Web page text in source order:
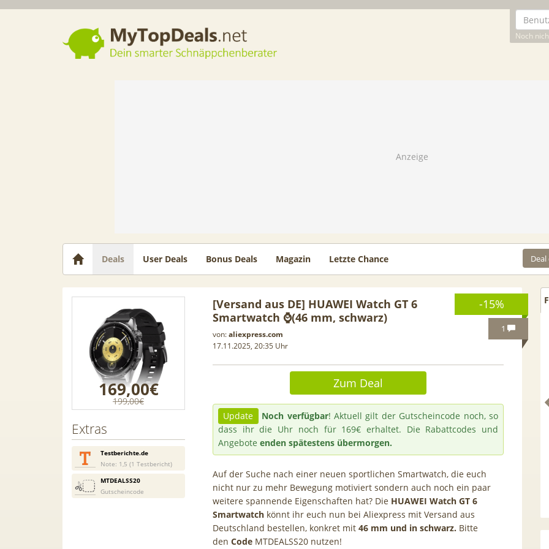
Noch
Dein smarter Schnäppchenberater
Deals User Deals Bonus Deals Magazin Letzte Chance
-15%
1
169,00€
199,00€
Extras
Testberichte.de
Note: 1,5 (1 Testbericht)
MTDEALSS20
Gutscheincode
[Versand aus DE] HUAWEI Watch GT 6
Smartwatch ⌚(46 mm, schwarz)
von:aliexpress.com
17.11.2025, 20:35 Uhr
Zum Deal
Update Noch verfügbar! Aktuell gilt der Gutscheincode noch, so
dass ihr die Uhr noch für 169€ erhaltet. Die Rabattcodes und
Angebote enden spätestens übermorgen.
Auf der Suche nach einer neuen sportlichen Smartwatch, die euch
nicht nur zu mehr Bewegung motiviert sondern auch noch ein paar
weitere spannende Eigenschaften hat? Die HUAWEI Watch GT 6
Smartwatch könnt ihr euch nun bei Aliexpress mit Versand aus
Deutschland bestellen, konkret mit 46 mm und in schwarz. Bitte
den Code MTDEALSS20 nutzen!
📱 Apple iPhone 17 (256GB) für
199€ + 70GB Vodafone 5G für
80GB für 29,99€ mit GigaKombi
[Eff. GRATIS!] 📲 Samsung
Galaxy S26 (256GB) für 169€ +
50GB 5G Otelo Vodafone Allnet
für 19,99€ + 50€ BONUS
50€ Wechselbonus! 🎉 50GB 5G
Vodafone Allnet für 7,99€ mtl.
| 0,00€ Anschlusskosten |
5,91€